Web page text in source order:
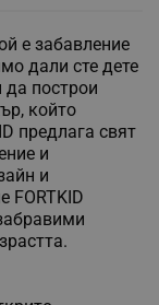
е забавление
дали сте дете
да построи
който
предлага свят
и
и
FORTKID